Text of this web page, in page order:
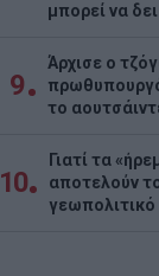
μπορεί να
9
Άρχισε ο
το
10
Γιατί τα
αποτελούν